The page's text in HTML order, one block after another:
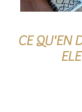
CE QU'EN